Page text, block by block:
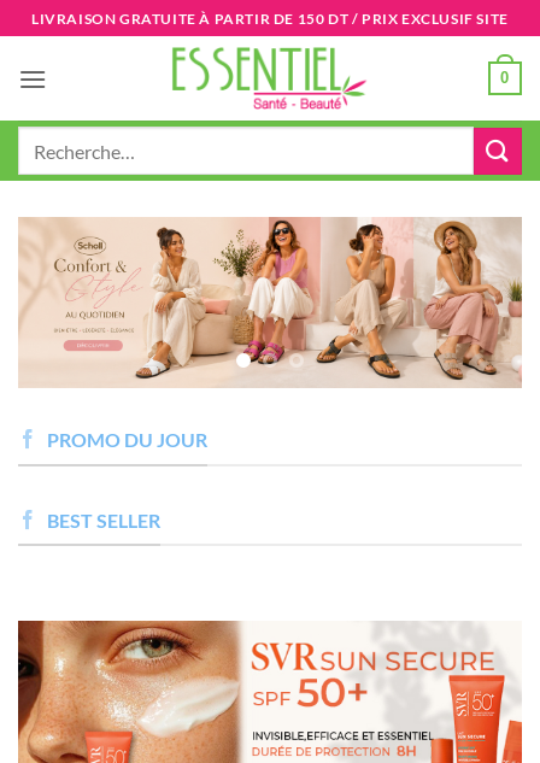
Passer
au
contenu
LIVRAISON GRATUITE À PARTIR DE 150 DT / PRIX EXCLUSIF SITE
0
PROMO DU JOUR
BEST SELLER